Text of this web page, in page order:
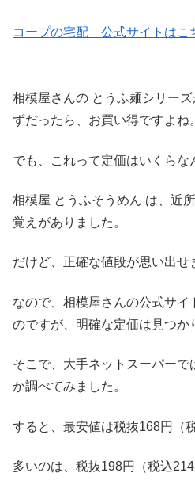
コープの宅配 公式サイトはこ
相模屋さんの とうふ麺シリー
ずだったら、お買い得ですよね。
でも、これって定価はいくらな
相模屋 とうふそうめん は、近
覚えがありました。
だけど、正確な値段が思い出せ
なので、相模屋さんの公式サイ
のですが、明確な定価は見つか
そこで、大手ネットスーパー
か調べてみました。
すると、最安値は税抜168円（
多いのは、税抜198円（税込214